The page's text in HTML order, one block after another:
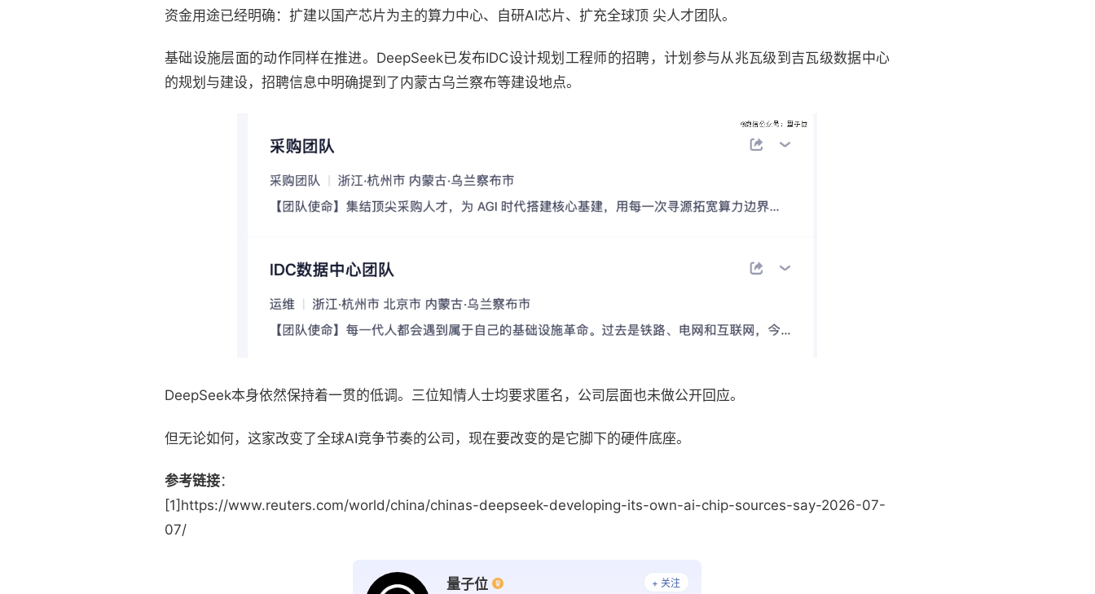
资金用途已经明确：扩建以国产芯片为主的算力中心、自研AI芯片、扩充全球顶 尖人才团队。
基础设施层面的动作同样在推进。DeepSeek已发布IDC设计规划工程师的招聘，计划参与从兆瓦级到吉瓦级数据中心
的规划与建设，招聘信息中明确提到了内蒙古乌兰察布等建设地点。
DeepSeek本身依然保持着一贯的低调。三位知情人士均要求匿名，公司层面也未做公开回应。
但无论如何，这家改变了全球AI竞争节奏的公司，现在要改变的是它脚下的硬件底座。
参考链接：
[1]https://www.reuters.com/world/china/chinas-deepseek-developing-its-own-ai-chip-sources-say-2026-07-
07/
量子位 + 关注